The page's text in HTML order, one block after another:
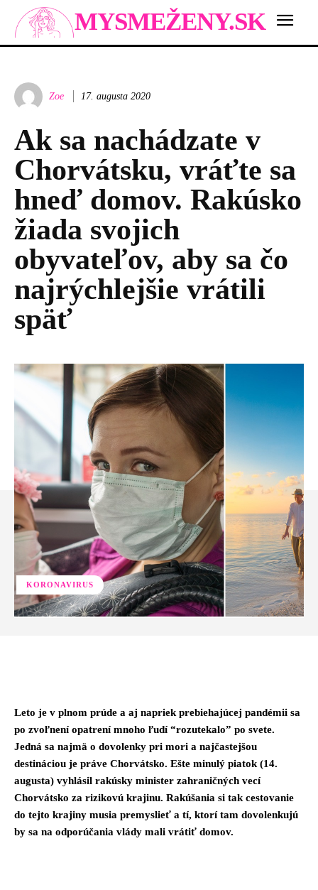
MYSMEŽENY.SK
Zoe 17. augusta 2020
Ak sa nachádzate v
Chorvátsku, vráťte sa
hneď domov. Rakúsko
žiada svojich
obyvateľov, aby sa čo
najrýchlejšie vrátili
späť
KORONAVIRUS
Leto je v plnom prúde a aj napriek prebiehajúcej pandémii sa
po zvoľnení opatrení mnoho ľudí “rozutekalo” po svete.
Jedná sa najmä o dovolenky pri mori a najčastejšou
destináciou je práve Chorvátsko. Ešte minulý piatok (14.
augusta) vyhlásil rakúsky minister zahraničných vecí
Chorvátsko za rizikovú krajinu. Rakúšania si tak cestovanie
do tejto krajiny musia premyslieť a tí, ktorí tam dovolenkujú
by sa na odporúčania vlády mali vrátiť domov.